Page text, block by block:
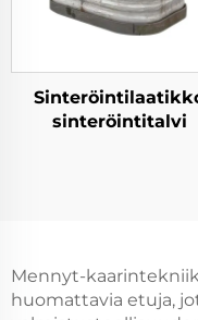
sinteröintitalvi
Mennyt-
huomattavia etuja,